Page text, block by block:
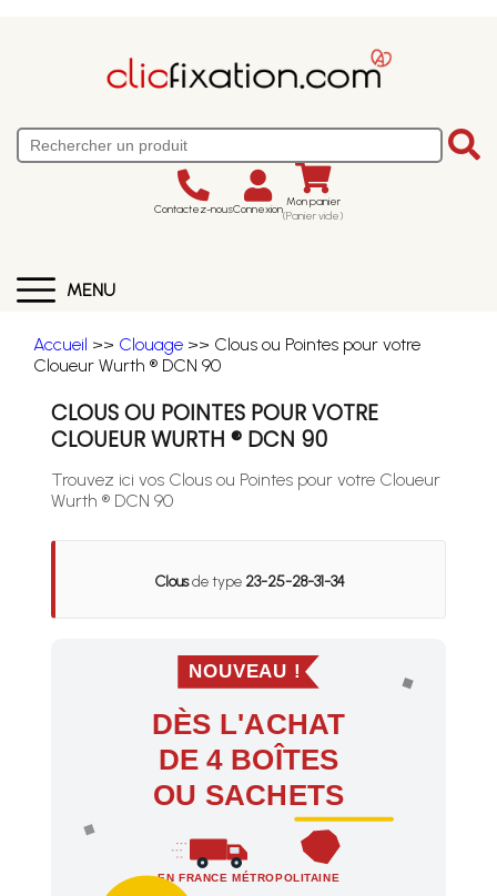
Contactez-nousConnexion Mon panier
(Panier vide)
MENU
Accueil >> Clouage >> Clous ou Pointes pour votre
Cloueur Wurth ® DCN 90
CLOUS OU POINTES POUR VOTRE
CLOUEUR WURTH ® DCN 90
Trouvez ici vos Clous ou Pointes pour votre Cloueur
Wurth ® DCN 90
Clousde type 23-25-28-31-34
NOUVEAU !
DÈS L'ACHAT
DE 4 BOÎTES
OU SACHETS
EN FRANCE MÉTROPOLITAINE